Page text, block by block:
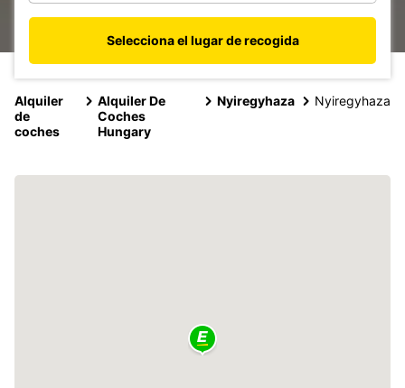
Selecciona el lugar de recogida
Alquiler
de
coches
Alquiler De
Coches
Hungary
Nyiregyhaza Nyiregyhaza